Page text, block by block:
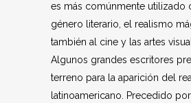
es más comúnmente utilizado
género literario, el realismo
también al cine y las artes
Algunos grandes escritores
terreno para la aparición del
latinoamericano. Precedido